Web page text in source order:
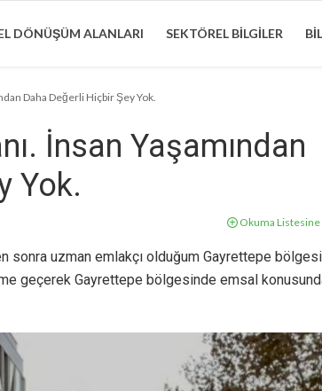
DÖNÜŞÜM ALANLARI SEKTÖREL BILGILER
Daha Değerli Hiçbir Şey Yok.
İnsan Yaşamından
Yok.
Okuma Listesine
uzman emlakçı olduğum Gayrettepe
geçerek Gayrettepe bölgesinde emsal